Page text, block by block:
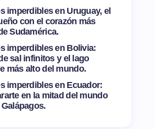
imperdibles en Uruguay, el
con el corazón más
Sudamérica.
imperdibles en Bolivia:
sal infinitos y el lago
más alto del mundo.
imperdibles en Ecuador:
en la mitad del mundo